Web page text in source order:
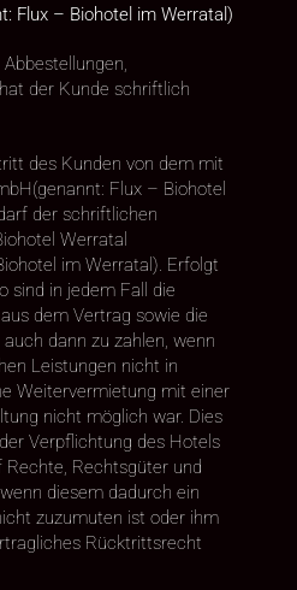
Flux – Biohotel im Werratal)
der Kunde schriftlich
des Kunden von dem mit
Flux – Biohotel
der schriftlichen
Werratal
im Werratal). Erfolgt
sind in jedem Fall die
dem Vertrag sowie die
dann zu zahlen, wenn
Leistungen nicht in
Weitervermietung mit einer
nicht möglich war. Dies
Verpflichtung des Hotels
Rechtsgüter und
diesem dadurch ein
zuzumuten ist oder ihm
Rücktrittsrecht